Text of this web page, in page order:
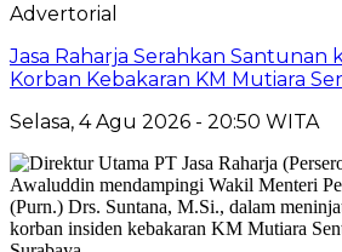
Advertorial
Jasa Raharja Serahkan Santunan
Korban Kebakaran KM Mutiara
Selasa, 4 Agu 2026 - 20:50 WITA